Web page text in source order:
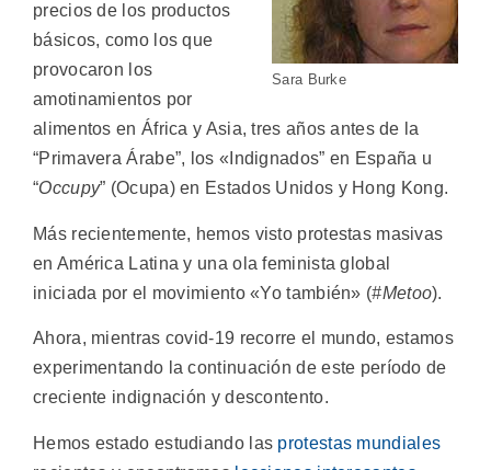
Sara Burke
precios de los productos
básicos, como los que
provocaron los
amotinamientos por
alimentos en África y Asia, tres años antes de la
“Primavera Árabe”, los «Indignados” en España u
“Occupy” (Ocupa) en Estados Unidos y Hong Kong.
Más recientemente, hemos visto protestas masivas
en América Latina y una ola feminista global
iniciada por el movimiento «Yo también» (#Metoo).
Ahora, mientras covid-19 recorre el mundo, estamos
experimentando la continuación de este período de
creciente indignación y descontento.
Hemos estado estudiando las protestas mundiales